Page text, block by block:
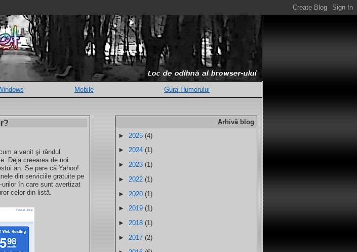
Mobile Gura Humorului
a venit şi rândul
Deja creearea de noi
an. Se pare că Yahoo!
din serviciile gratuite pe
în care sunt avertizat
celor din listă.
Arhivă blog
► 2025 (4)
► 2024 (1)
► 2023 (1)
► 2022 (1)
► 2020 (1)
► 2019 (1)
► 2018 (1)
► 2017 (2)